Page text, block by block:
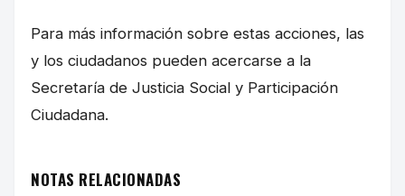
Para más información sobre estas acciones, las
y los ciudadanos pueden acercarse a la
Secretaría de Justicia Social y Participación
Ciudadana.
NOTAS RELACIONADAS